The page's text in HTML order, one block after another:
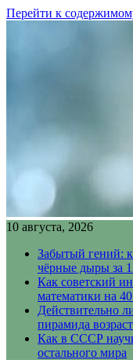
Перейти к
10 августа, 2026
Забытый гений:
чёрные дыры за
Как советский
математики на
Действительно
пирамида
Как в СССР
остального мира